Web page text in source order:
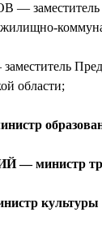
заместитель
области;
министр
культуры